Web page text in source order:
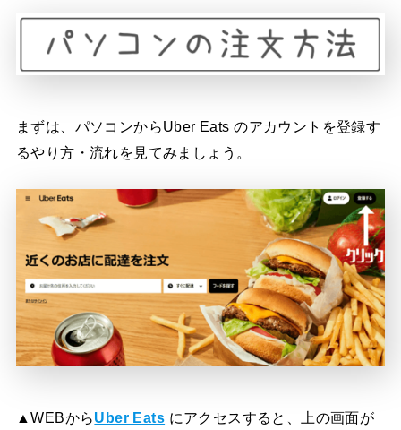
まずは、パソコンからUber Eats のアカウントを登録す
るやり方・流れを見てみましょう。
▲WEBからUber Eats にアクセスすると、上の画面が